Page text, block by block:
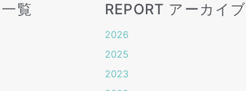
覧 REPORT アーカイブ
2026
2025
2023